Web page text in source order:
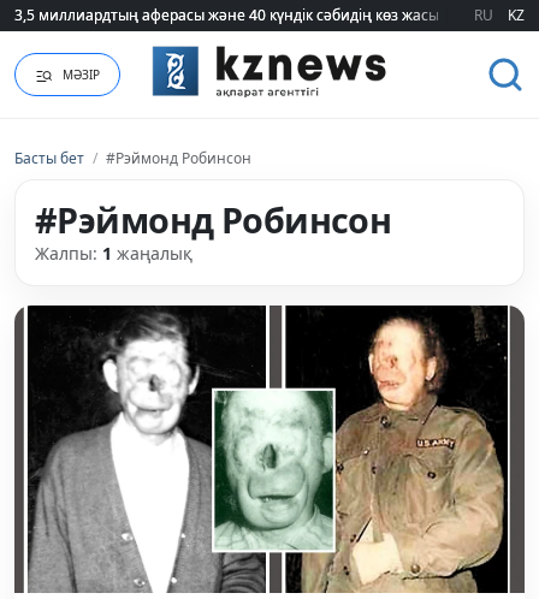
3,5 миллиардтың аферасы және 40 күндік сәбидің көз жасы:
3,5 миллиардтың аферасы және 40 күндік сәбидің көз жасы: RU KZ
МӘЗІР
Басты бет / #Рэймонд Робинсон
#Рэймонд Робинсон
Жалпы: 1 жаңалық